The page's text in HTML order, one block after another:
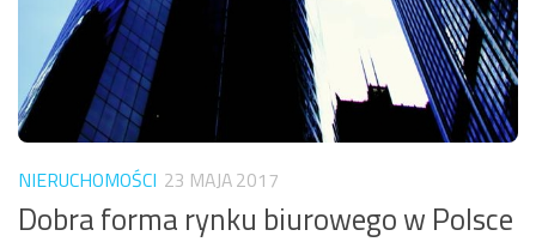
NIERUCHOMOŚCI 23 MAJA 2017
Dobra forma rynku biurowego w Polsce